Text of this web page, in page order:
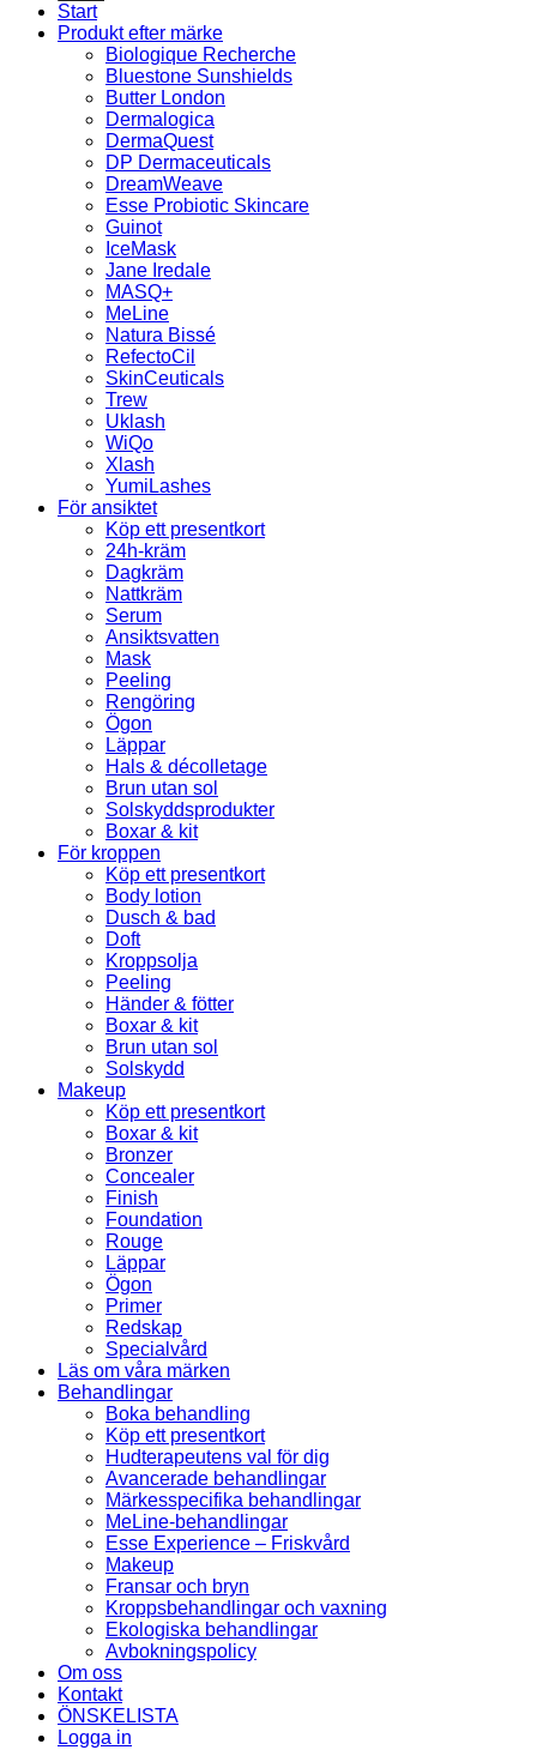
Start
Produkt efter märke
Biologique Recherche
Bluestone Sunshields
Butter London
Dermalogica
DermaQuest
DP Dermaceuticals
DreamWeave
Esse Probiotic Skincare
Guinot
IceMask
Jane Iredale
MASQ+
MeLine
Natura Bissé
RefectoCil
SkinCeuticals
Trew
Uklash
WiQo
Xlash
YumiLashes
För ansiktet
Köp ett presentkort
24h-kräm
Dagkräm
Nattkräm
Serum
Ansiktsvatten
Mask
Peeling
Rengöring
Ögon
Läppar
Hals & décolletage
Brun utan sol
Solskyddsprodukter
Boxar & kit
För kroppen
Köp ett presentkort
Body lotion
Dusch & bad
Doft
Kroppsolja
Peeling
Händer & fötter
Boxar & kit
Brun utan sol
Solskydd
Makeup
Köp ett presentkort
Boxar & kit
Bronzer
Concealer
Finish
Foundation
Rouge
Läppar
Ögon
Primer
Redskap
Specialvård
Läs om våra märken
Behandlingar
Boka behandling
Köp ett presentkort
Hudterapeutens val för dig
Avancerade behandlingar
Märkesspecifika behandlingar
MeLine-behandlingar
Esse Experience – Friskvård
Makeup
Fransar och bryn
Kroppsbehandlingar och vaxning
Ekologiska behandlingar
Avbokningspolicy
Om oss
Kontakt
ÖNSKELISTA
Logga in